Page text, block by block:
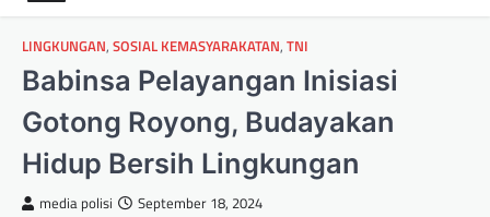
LINGKUNGAN, SOSIAL KEMASYARAKATAN, TNI
Babinsa Pelayangan Inisiasi
Gotong Royong, Budayakan
Hidup Bersih Lingkungan
media polisi September 18, 2024